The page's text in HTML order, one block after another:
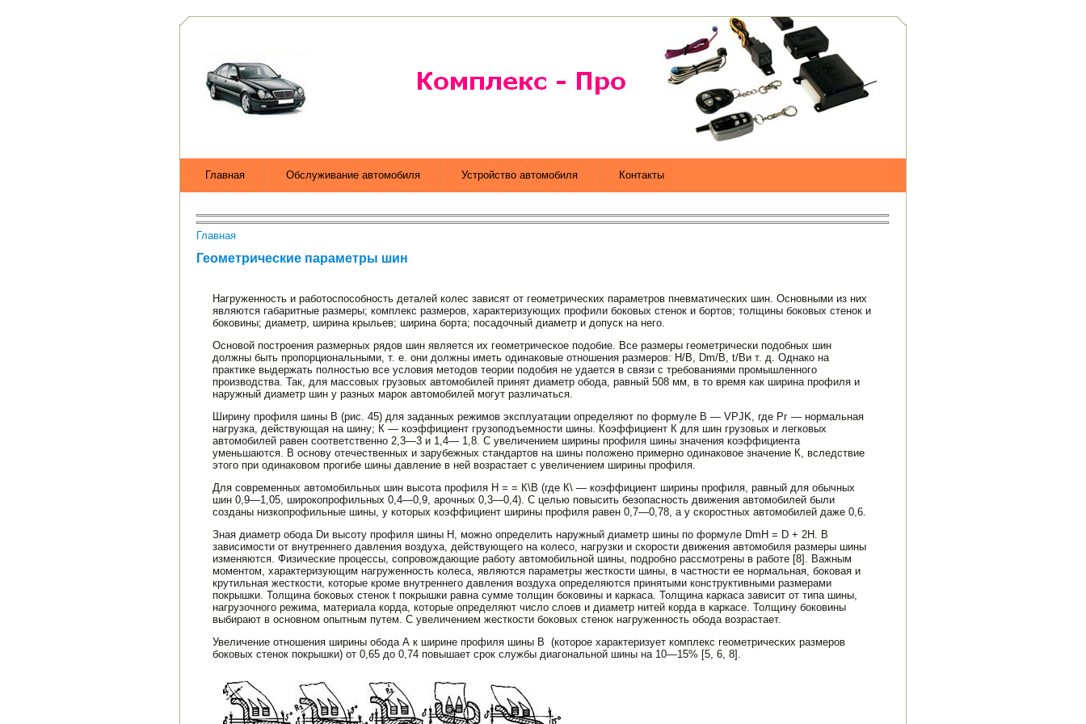
Главная Обслуживание автомобиля Устройство автомобиля Контакты
Главная
Геометрические параметры шин
Нагруженность и работоспособность деталей колес зависят от геометрических параметров пневматических шин. Основными из них
являются габаритные размеры; комплекс размеров, ха­рактеризующих профили боковых стенок и бортов; толщины бо­ковых стенок и
боковины; диаметр, ширина крыльев; ширина борта; посадочный диаметр и допуск на него.
Основой построения размерных рядов шин является их гео­метрическое подобие. Все размеры геометрически подобных шин
должны быть пропорциональными, т. е. они должны иметь оди­наковые отношения размеров: Н/В, Dm/B, t/Bи т. д. Однако на
практике выдержать полностью все условия методов теории подобия не удается в связи с требова­ниями промышленного
производст­ва. Так, для массовых грузовых ав­томобилей принят диаметр обода, равный 508 мм, в то время как ши­рина профиля и
наружный диаметр шин у разных марок автомобилей могут различаться.
Ширину профиля шины В (рис. 45) для заданных режимов эксплу­атации определяют по формуле В — VPJK, где Рг — нормальная
нагрузка, действующая на шину; К — коэффициент грузоподъемно­сти шины. Коэффициент К для шин грузовых и легковых
автомобилей равен соответственно 2,3—3 и 1,4— 1,8. С увеличением ширины профиля шины значения коэффици­ента
уменьшаются. В основу отечественных и зарубежных стан­дартов на шины положено примерно одинаковое значение К, вследствие
этого при одинаковом прогибе шины давление в ней возрастает с увеличением ширины профиля.
Для современных автомобильных шин высота профиля Н = = К\В (где К\ — коэффициент ширины профиля, равный для обычных
шин 0,9—1,05, широкопрофильных 0,4—0,9, арочных 0,3—0,4). С целью повысить безопасность движения автомоби­лей были
созданы низкопрофильные шины, у которых коэффи­циент ширины профиля равен 0,7—0,78, а у скоростных автомо­билей даже 0,6.
Зная диаметр обода Dи высоту профиля шины Н, можно определить наружный диаметр шины по формуле DmH = D + 2H. В
зависимости от внутреннего давления воздуха, действующего на колесо, нагрузки и скорости движения автомобиля размеры шины
изменяются. Физические процессы, сопровождающие работу автомобильной шины, подробно рассмотрены в работе [8]. Важным
моментом, характеризующим нагруженность коле­са, являются параметры жесткости шины, в частности ее нор­мальная, боковая и
крутильная жесткости, которые кроме внут­реннего давления воздуха определяются принятыми конструк­тивными размерами
покрышки. Толщина боковых стенок t по­крышки равна сумме толщин боковины и каркаса. Толщина каркаса зависит от типа шины,
нагрузочного режима, материа­ла корда, которые определяют число слоев и диаметр нитей кор­да в каркасе. Толщину боковины
выбирают в основном опыт­ным путем. С увеличением жесткости боковых стенок нагружен­ность обода возрастает.
Увеличение отношения ширины обода А к ширине профиля шины В (которое характеризует комплекс геометрических размеров
боковых стенок покрышки) от 0,65 до 0,74 повышает срок службы диагональной шины на 10—15% [5, 6, 8].